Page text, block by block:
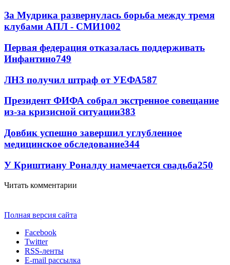
За Мудрика развернулась борьба между тремя
клубами АПЛ - СМИ1002
Первая федерация отказалась поддерживать
Инфантино749
ЛНЗ получил штраф от УЕФА587
Президент ФИФА собрал экстренное совещание
из-за кризисной ситуации383
Довбик успешно завершил углубленное
медицинское обследование344
У Криштиану Роналду намечается свадьба250
Читать комментарии
Полная версия сайта
Facebook
Twitter
RSS-ленты
E-mail рассылка